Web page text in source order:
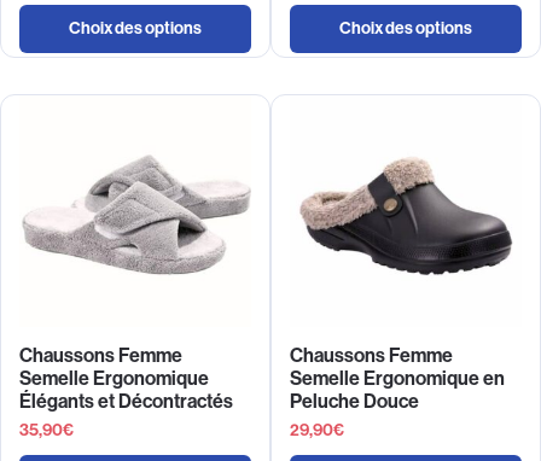
Choix des options Choix des options
Chaussons Femme
Semelle Ergonomique
Élégants et Décontractés
35,90€
Chaussons Femme
Semelle Ergonomique en
Peluche Douce
29,90€